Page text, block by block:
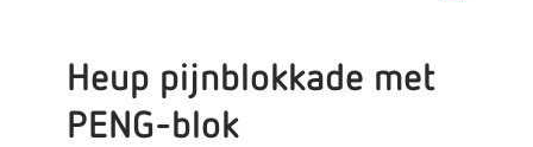
Heup pijnblokkade met
PENG-blok